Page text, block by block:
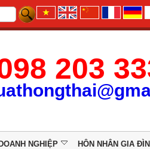
203
DOANH NGHIỆP HÔN NHÂN GIA